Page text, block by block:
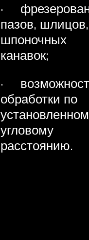
·
пазов, шлицов,
шпоночных
канавок;
·
обработки по
угловому
расстоянию.